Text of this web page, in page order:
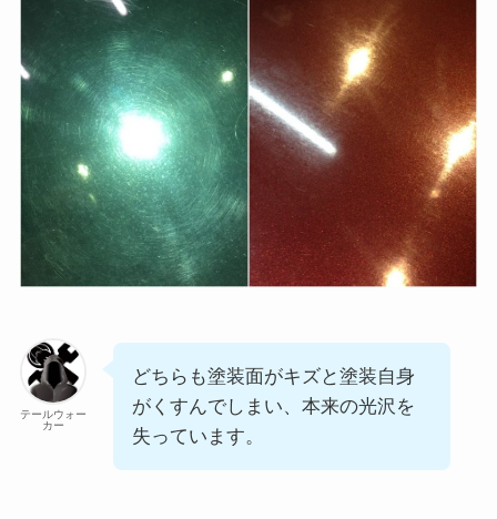
テールウォー
カー
どちらも塗装面がキズと塗装自身
がくすんでしまい、本来の光沢を
失っています。